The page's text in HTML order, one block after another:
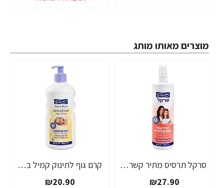
מוצרים מאותו מותג
סרקל תרסיס מתיר קשרים לילדים 340 מ"ל - ד"ר פישר
₪27.90
קרם גוף לתינוק קמיל בלו סנסטיב שיבולת שועל 500 מ"ל - ד"ר פישר
₪20.90